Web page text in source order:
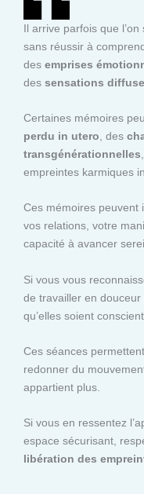
Il arrive parfois que l’on
sans réussir à
des emprises
des sensations
Certaines mémoires
perdu in utero , des
transgénérationnelles
empreintes karmiques
Ces mémoires peuvent
vos relations, votre
capacité à avancer
Si vous vous
de travailler en douceur
qu’elles soient
Ces séances
redonner du
appartient plus.
Si vous en ressentez
espace sécurisant,
libération des